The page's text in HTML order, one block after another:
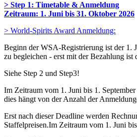
> Step 1: Timetable & Anmeldung
Zeitraum: 1. Juni bis 31. Oktober 2026
> World-Spirits Award Anmeldung:
Beginn der WSA-Registrierung ist der 1.
zu begleichen - erst mit der Bezahlung
Siehe Step 2 und Step3!
Im Zeitraum vom 1. Juni bis 1.
dies hängt von der Anzahl der
Erst nach dieser Deadline werden
Staffelpreisen.Im Zeitraum vom 1. Juni